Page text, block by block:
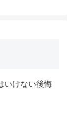
いけない後悔